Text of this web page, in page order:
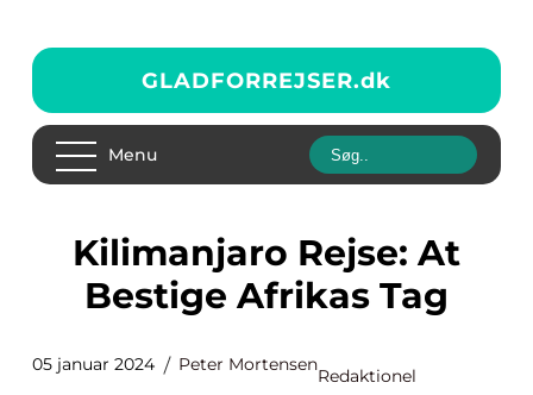
GLADFORREJSER.dk
Menu
Kilimanjaro Rejse: At
Bestige Afrikas Tag
05 januar 2024 Peter Mortensen
Redaktionel